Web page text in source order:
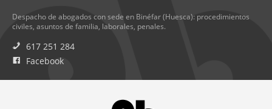
Despacho de abogados con sede en Binéfar (Huesca): procedimientos
civiles, asuntos de familia, laborales, penales.
617 251 284
Facebook